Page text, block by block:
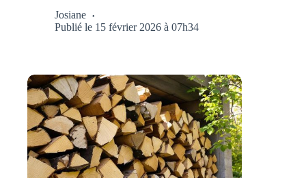
Josiane
Publié le 15 février 2026 à 07h34